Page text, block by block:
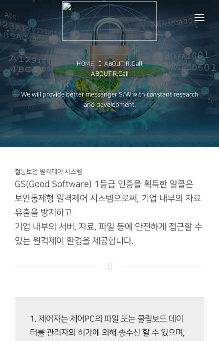
ABOUT R.CALL
R.CALL SYSTEM
FUNCTION
CUSTOMER CENTER
ABOUT OUR COMPANY
HOME ABOUT R.Call
ABOUT R.Call
We will provide better messenger S/W with constant research
and development.
철통보안 원격제어 시스템
GS(Good Software) 1등급 인증을 획득한 알콜은
보안통제형 원격제어 시스템으로써, 기업 내부의 자료
유출을 방지하고
기업 내부의 서버, 자료, 파일 등에 안전하게 접근할 수
있는 원격제어 환경을 제공합니다.
1. 제어자는 제어PC의 파일 또는 클립보드 데이
터를 관리자의 허가에 의해 송수신 할 수 있으며,